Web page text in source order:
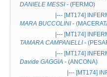
DANIELE MESSI - (FERMO)
|--- [MT174]
MARA BUCCOLINI-
|--- [MT174]
TAMARA CAMPANELLI -
|--- [MT174]
Davide GAGGIA - (ANCONA)
|--- [MT174]